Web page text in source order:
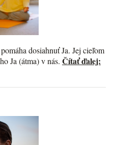
dosiahnuť Ja. Jej cieľom
Ja (átma) v nás. Čítať ďalej: